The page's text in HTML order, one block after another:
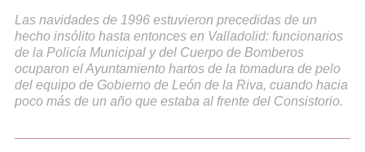
Las navidades de 1996 estuvieron precedidas de un
hecho insólito hasta entonces en Valladolid: funcionarios
de la Policía Municipal y del Cuerpo de Bomberos
ocuparon el Ayuntamiento hartos de la tomadura de pelo
del equipo de Gobierno de León de la Riva, cuando hacia
poco más de un año que estaba al frente del Consistorio.